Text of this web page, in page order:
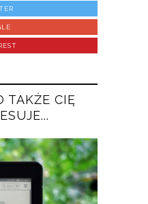
TAKŻE CIĘ